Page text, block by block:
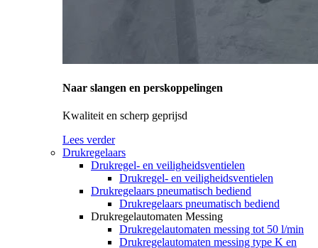
Naar slangen en perskoppelingen
Kwaliteit en scherp geprijsd
Lees verder
Drukregelaars
Drukregel- en veiligheidsventielen
Drukregel- en veiligheidsventielen
Drukregelaars pneumatisch bediend
Drukregelaars pneumatisch bediend
Drukregelautomaten Messing
Drukregelautomaten messing tot 50 l/min
Drukregelautomaten messing type K en